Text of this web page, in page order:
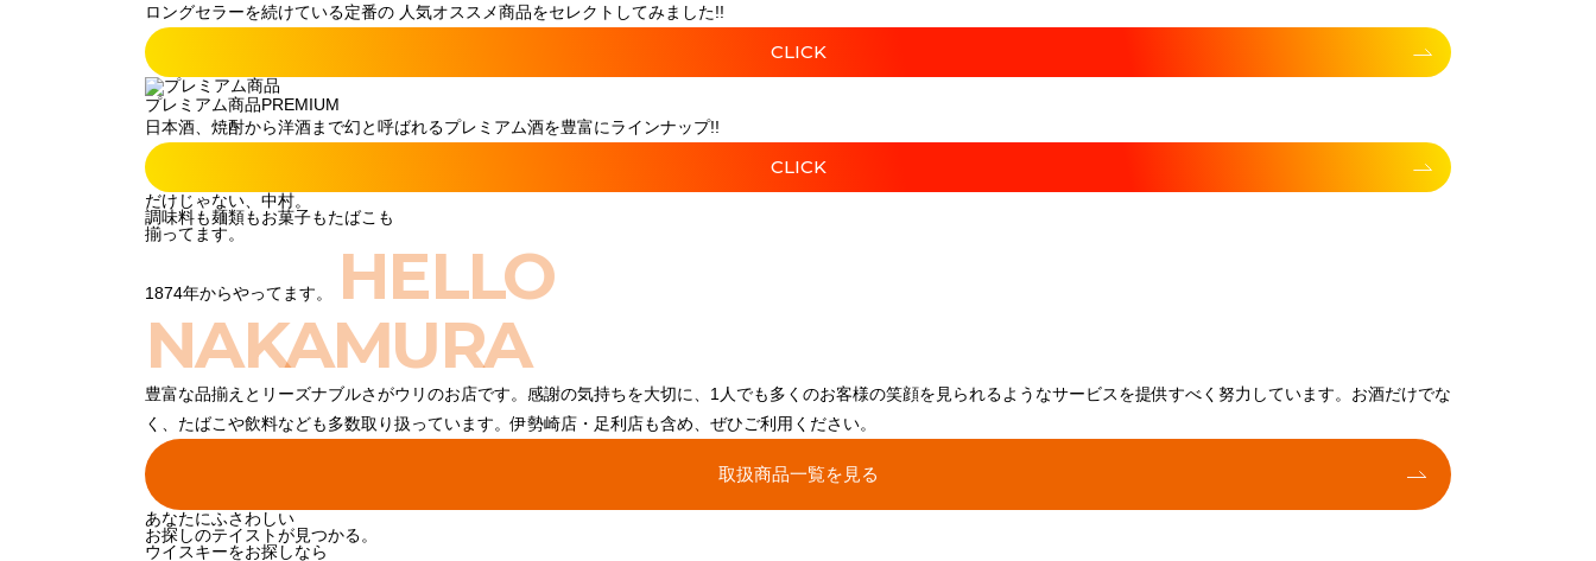
ロングセラーを続けている定番の 人気オススメ商品をセレクトしてみました!!
CLICK
プレミアム商品PREMIUM
日本酒、焼酎から洋酒まで幻と呼ばれるプレミアム酒を豊富にラインナップ!!
CLICK
だけじゃない、中村。
調味料も麺類もお菓子もたばこも
揃ってます。
1874年からやってます。
HELLO
NAKAMURA
豊富な品揃えとリーズナブルさがウリのお店です。感謝の気持ちを大切に、1人でも多くのお客様の笑顔を見られるようなサービスを提供すべく努力しています。お酒だけでな
く、たばこや飲料なども多数取り扱っています。伊勢崎店・足利店も含め、ぜひご利用ください。
取扱商品一覧を見る
あなたにふさわしい
お探しのテイストが見つかる。
ウイスキーをお探しなら